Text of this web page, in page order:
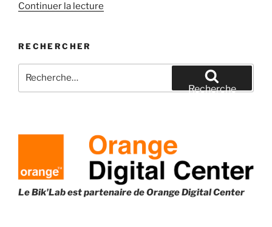
Continuer la lecture
prépare
la
la
science
2023 »
RECHERCHER
pour
Recherche
Le Bik'Lab est partenaire deOrange Digital Center